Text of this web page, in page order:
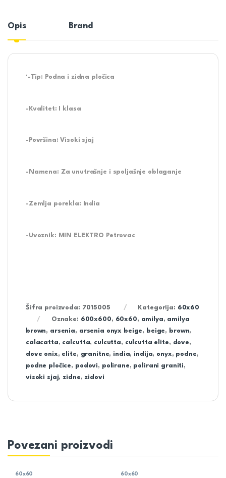
Opis Brand
‘-Tip: Podna i zidna pločica
-Kvalitet: I klasa
-Površina: Visoki sjaj
-Namena: Za unutrašnje i spoljašnje oblaganje
-Zemlja porekla: India
-Uvoznik: MIN ELEKTRO Petrovac
Šifra proizvoda: 7015005 Kategorija: 60x60
Oznake: 600x600, 60x60, amilya, amilya
brown, arsenia, arsenia onyx beige, beige, brown,
calacatta, calcutta, culcutta, culcutta elite, dove,
dove onix, elite, granitne, india, indija, onyx, podne,
podne pločice, podovi, polirane, polirani graniti,
visoki sjaj,zidne,zidovi
Povezani proizvodi
60x60 60x60